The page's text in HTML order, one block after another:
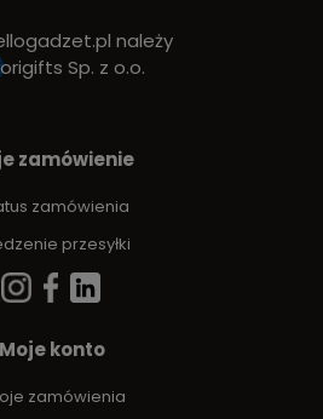
należy
Sp. z o.o.
zamówienie
zamówienia
przesyłki
Moje konto
zamówienia